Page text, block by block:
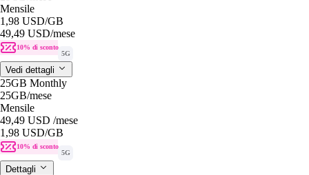
Mensile
1,98 USD/GB
49,49 USD/mese
10% di sconto
5G
Vedi dettagli
25GB Monthly
25GB/mese
Mensile
49,49 USD /mese
1,98 USD/GB
10% di sconto
5G
Dettagli